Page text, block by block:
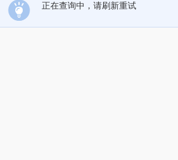
正在查询中，请刷新重试